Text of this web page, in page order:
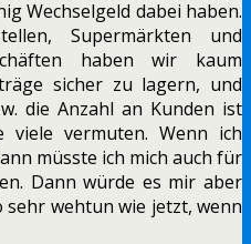
Wechselgeld dabei haben.
Supermärkten und
haben wir kaum
sicher zu lagern, und
die Anzahl an Kunden ist
vermuten. Wenn ich
müsste ich mich auch für
Dann würde es mir aber
sehr wehtun wie jetzt, wenn